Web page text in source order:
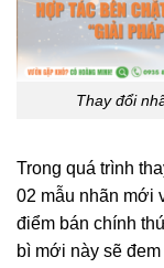
Thay đổi
Trong quá trình
02 mẫu nhãn mới
điểm bán chính
bì mới này sẽ